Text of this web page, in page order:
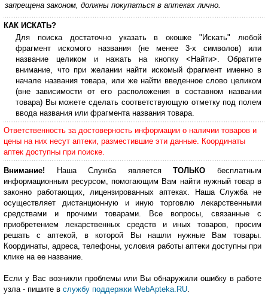
запрещена законом, должны покупаться в аптеках лично.
КАК ИСКАТЬ?
Для поиска достаточно указать в окошке "Искать" любой
фрагмент искомого названия (не менее 3-х символов) или
название целиком и нажать на кнопку <Найти>. Обратите
внимание, что при желании найти искомый фрагмент именно в
начале названия товара, или же найти введенное слово целиком
(вне зависимости от его расположения в составном названии
товара) Вы можете сделать соответствующую отметку под полем
ввода названия или фрагмента названия товара.
Ответственность за достоверность информации о наличии товаров и
цены на них несут аптеки, разместившие эти данные. Координаты
аптек доступны при поиске.
Внимание! Наша Служба являетсяТОЛЬКО бесплатным
информационным ресурсом, помогающим Вам найти нужный товар в
законно работающих, лицензированных аптеках. Наша Служба не
осуществляет дистанционную и иную торговлю лекарственными
средствами и прочими товарами. Все вопросы, связанные с
приобретением лекарственных средств и иных товаров, просим
решать с аптекой, в которой Вы нашли нужные Вам товары.
Координаты, адреса, телефоны, условия работы аптеки доступны при
клике на ее название.
Если у Вас возникли проблемы или Вы обнаружили ошибку в работе
узла - пишите в службу поддержки WebApteka.RU